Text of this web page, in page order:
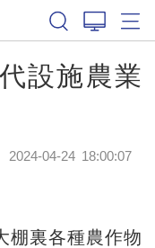
設施農業
2024-04-24 18:00:07
裏各種農作物